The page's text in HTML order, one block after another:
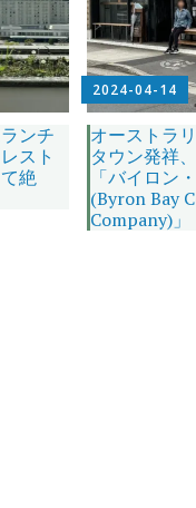
ンチ
スト
絶
2024-04-14
オーストラ
タウン発祥
「バイロン
(Byron Bay
Company)」